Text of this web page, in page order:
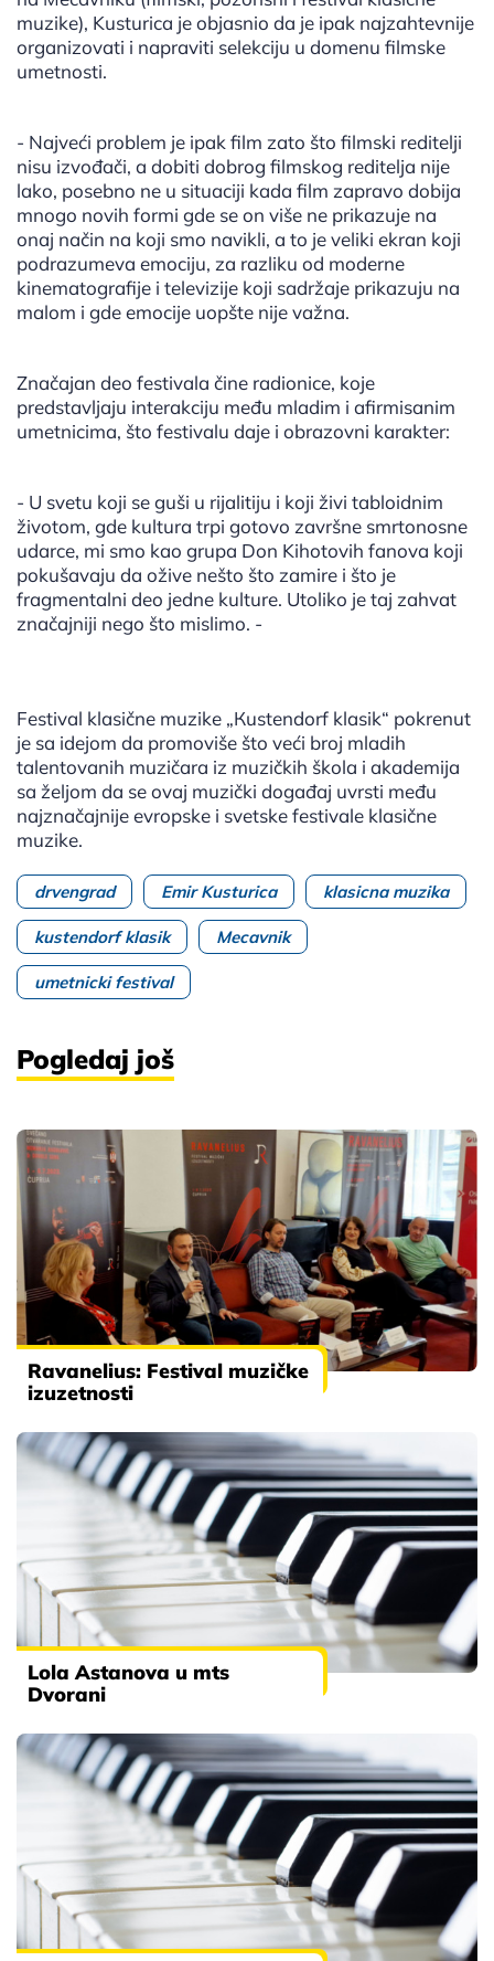
muzike), Kusturica je objasnio da je ipak najzahtevnije
organizovati i napraviti selekciju u domenu filmske
umetnosti.
- Najveći problem je ipak film zato što filmski reditelji
nisu izvođači, a dobiti dobrog filmskog reditelja nije
lako, posebno ne u situaciji kada film zapravo dobija
mnogo novih formi gde se on više ne prikazuje na
onaj način na koji smo navikli, a to je veliki ekran koji
podrazumeva emociju, za razliku od moderne
kinematografije i televizije koji sadržaje prikazuju na
malom i gde emocije uopšte nije važna.
Značajan deo festivala čine radionice, koje
predstavljaju interakciju među mladim i afirmisanim
umetnicima, što festivalu daje i obrazovni karakter:
- U svetu koji se guši u rijalitiju i koji živi tabloidnim
životom, gde kultura trpi gotovo završne smrtonosne
udarce, mi smo kao grupa Don Kihotovih fanova koji
pokušavaju da ožive nešto što zamire i što je
fragmentalni deo jedne kulture. Utoliko je taj zahvat
značajniji nego što mislimo. -
Festival klasične muzike „Кustendorf klasik“ pokrenut
je sa idejom da promoviše što veći broj mladih
talentovanih muzičara iz muzičkih škola i akademija
sa željom da se ovaj muzički događaj uvrsti među
najznačajnije evropske i svetske festivale klasične
muzike.
drvengrad Emir Kusturica klasicna muzika
kustendorf klasik Mecavnik
umetnicki festival
Pogledaj još
Ravanelius: Festival muzičke
izuzetnosti
Lola Astanova u mts
Dvorani